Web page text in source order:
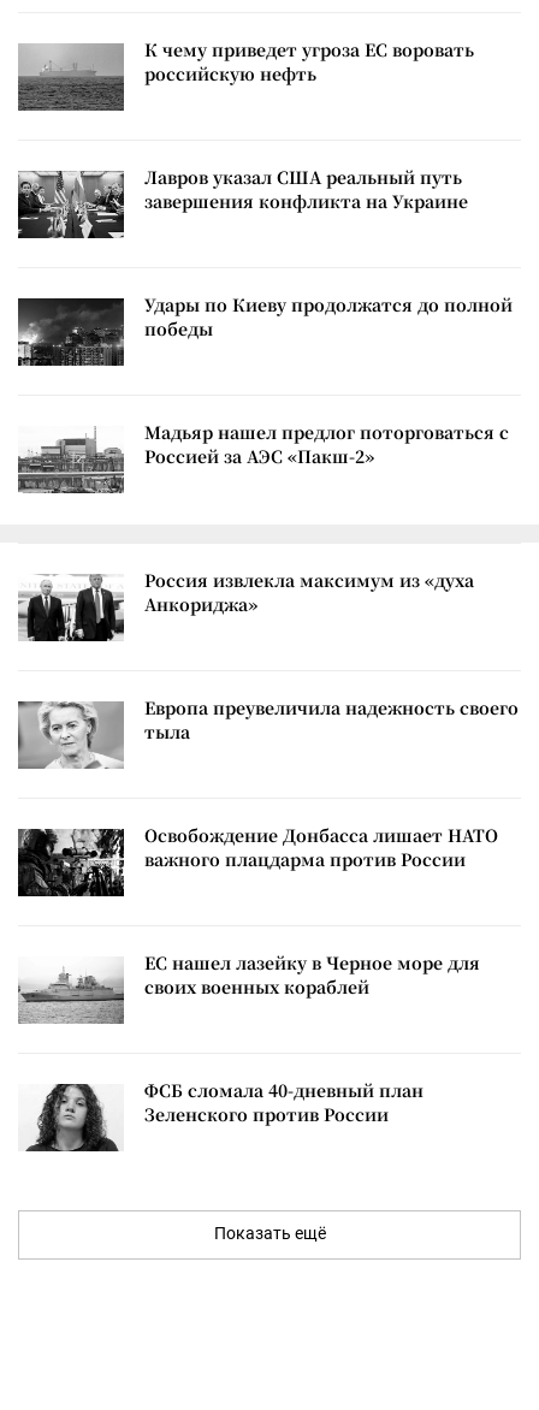
К чему приведет угроза ЕС воровать
российскую нефть
Лавров указал США реальный путь
завершения конфликта на Украине
Удары по Киеву продолжатся до полной
победы
Мадьяр нашел предлог поторговаться с
Россией за АЭС «Пакш-2»
Россия извлекла максимум из «духа
Анкориджа»
Европа преувеличила надежность своего
тыла
Освобождение Донбасса лишает НАТО
важного плацдарма против России
ЕС нашел лазейку в Черное море для
своих военных кораблей
ФСБ сломала 40-дневный план
Зеленского против России
Показать ещё